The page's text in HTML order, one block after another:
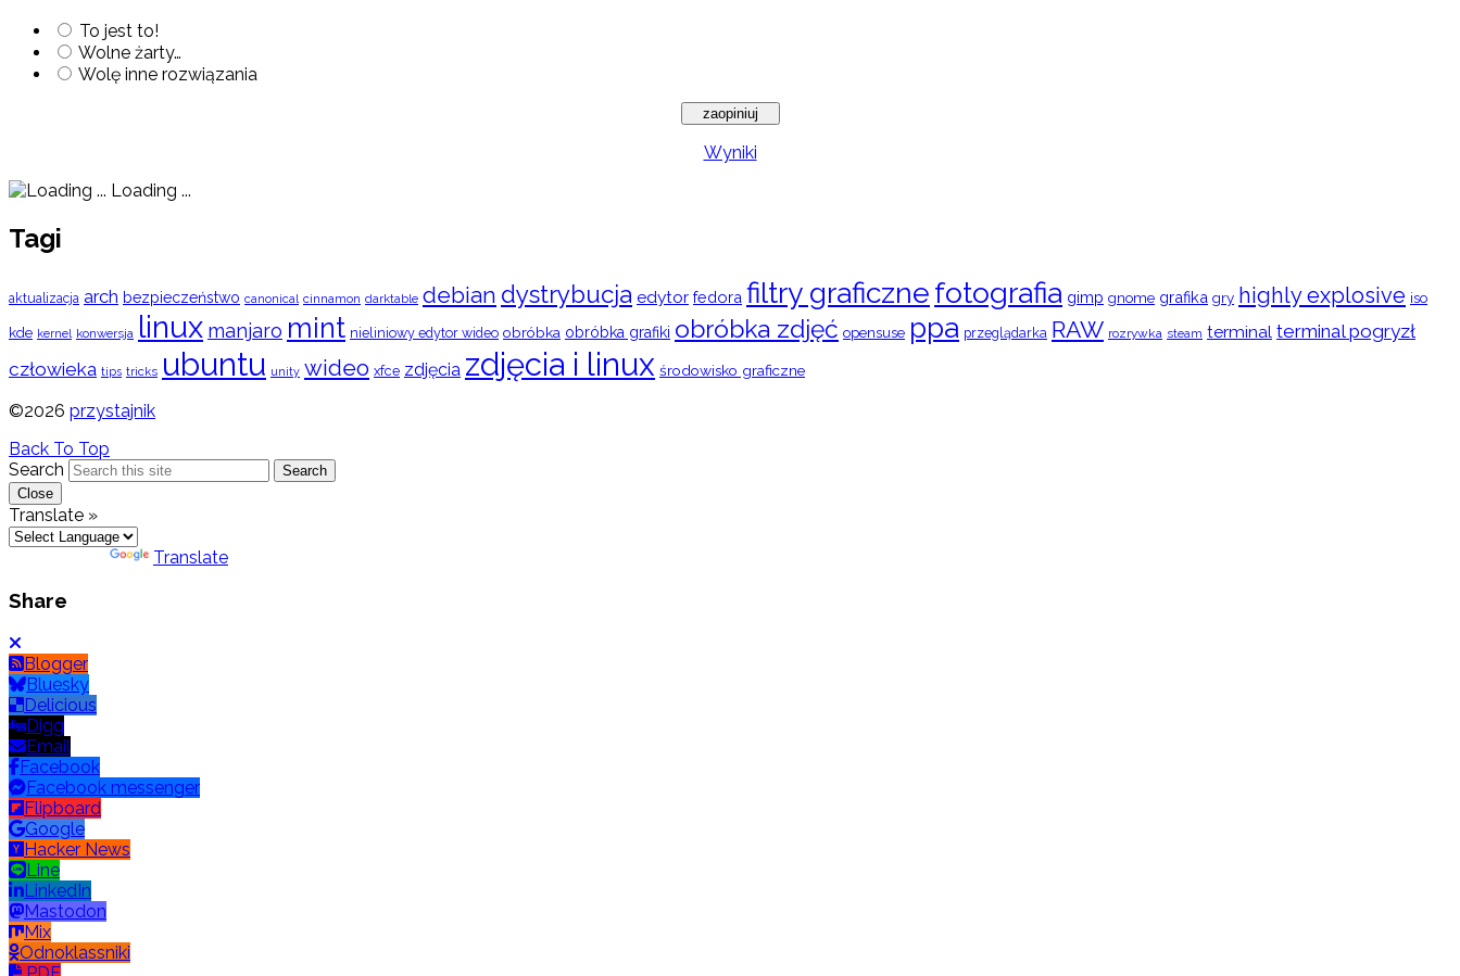
To jest to!
Wolne żarty…
Wolę inne rozwiązania
Wyniki
Loading ...
Tagi
aktualizacja arch bezpieczeństwo canonical cinnamon darktable debian dystrybucja edytor fedora filtry graficznefotografia gimp gnome grafika gry highly explosive iso
kde kernel konwersja linux manjaro mint nieliniowy edytor wideo obróbka obróbka grafiki obróbka zdjęć opensuse ppa przeglądarka RAW rozrywka steam terminal terminal pogryzł
człowieka tips tricks ubuntu unity wideo xfce zdjęcia zdjęcia i linux środowisko graficzne
©2026 przystajnik
Back To Top
Search
Search
Close
Translate »
Translate
Share
Blogger
Bluesky
Delicious
Digg
Email
Facebook
Facebook messenger
Flipboard
Google
Hacker News
Line
LinkedIn
Mastodon
Mix
Odnoklassniki